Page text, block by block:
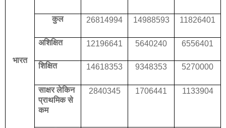
भारत
कुल 26814994 14988593 11826401
अशिक्षित 12196641 5640240 6556401
शिक्षित 14618353 9348353 5270000
साक्षर लेकिन
प्राथमिक से
कम
2840345 1706441 1133904